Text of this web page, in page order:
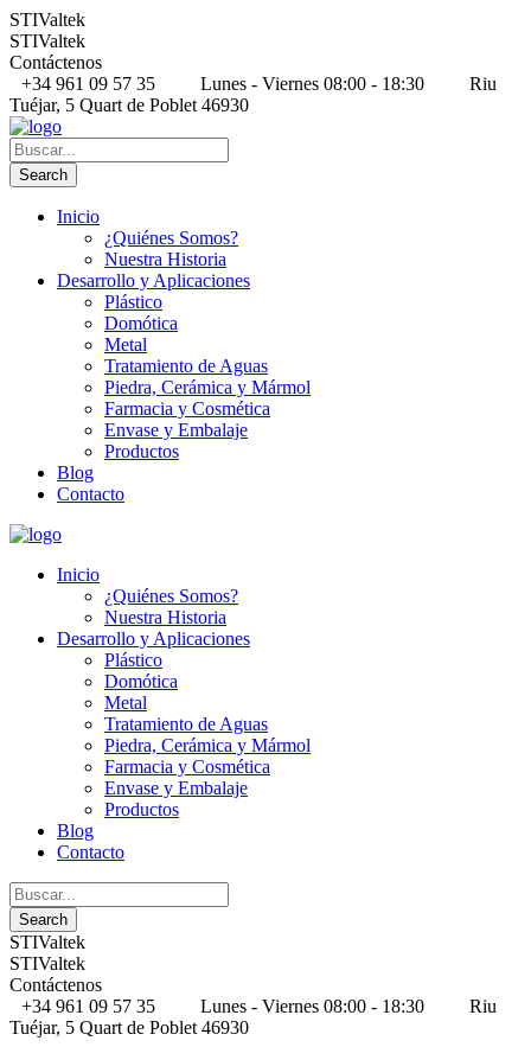
STIValtek
STIValtek
Contáctenos
+34 961 09 57 35
Lunes - Viernes 08:00 - 18:30
Riu
Tuéjar, 5 Quart de Poblet 46930
Inicio
¿Quiénes Somos?
Nuestra Historia
Desarrollo y Aplicaciones
Plástico
Domótica
Metal
Tratamiento de Aguas
Piedra, Cerámica y Mármol
Farmacia y Cosmética
Envase y Embalaje
Productos
Blog
Contacto
Inicio
¿Quiénes Somos?
Nuestra Historia
Desarrollo y Aplicaciones
Plástico
Domótica
Metal
Tratamiento de Aguas
Piedra, Cerámica y Mármol
Farmacia y Cosmética
Envase y Embalaje
Productos
Blog
Contacto
STIValtek
STIValtek
Contáctenos
+34 961 09 57 35
Lunes - Viernes 08:00 - 18:30
Riu
Tuéjar, 5 Quart de Poblet 46930